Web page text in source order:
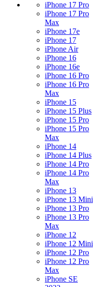
iPhone 17 Pro
iPhone 17 Pro
Max
iPhone 17e
iPhone 17
iPhone Air
iPhone 16
iPhone 16e
iPhone 16 Pro
iPhone 16 Pro
Max
iPhone 15
iPhone 15 Plus
iPhone 15 Pro
iPhone 15 Pro
Max
iPhone 14
iPhone 14 Plus
iPhone 14 Pro
iPhone 14 Pro
Max
iPhone 13
iPhone 13 Mini
iPhone 13 Pro
iPhone 13 Pro
Max
iPhone 12
iPhone 12 Mini
iPhone 12 Pro
iPhone 12 Pro
Max
iPhone SE